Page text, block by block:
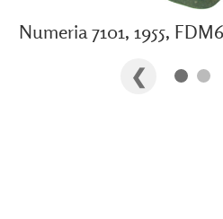
Numeria 7101, 1955,